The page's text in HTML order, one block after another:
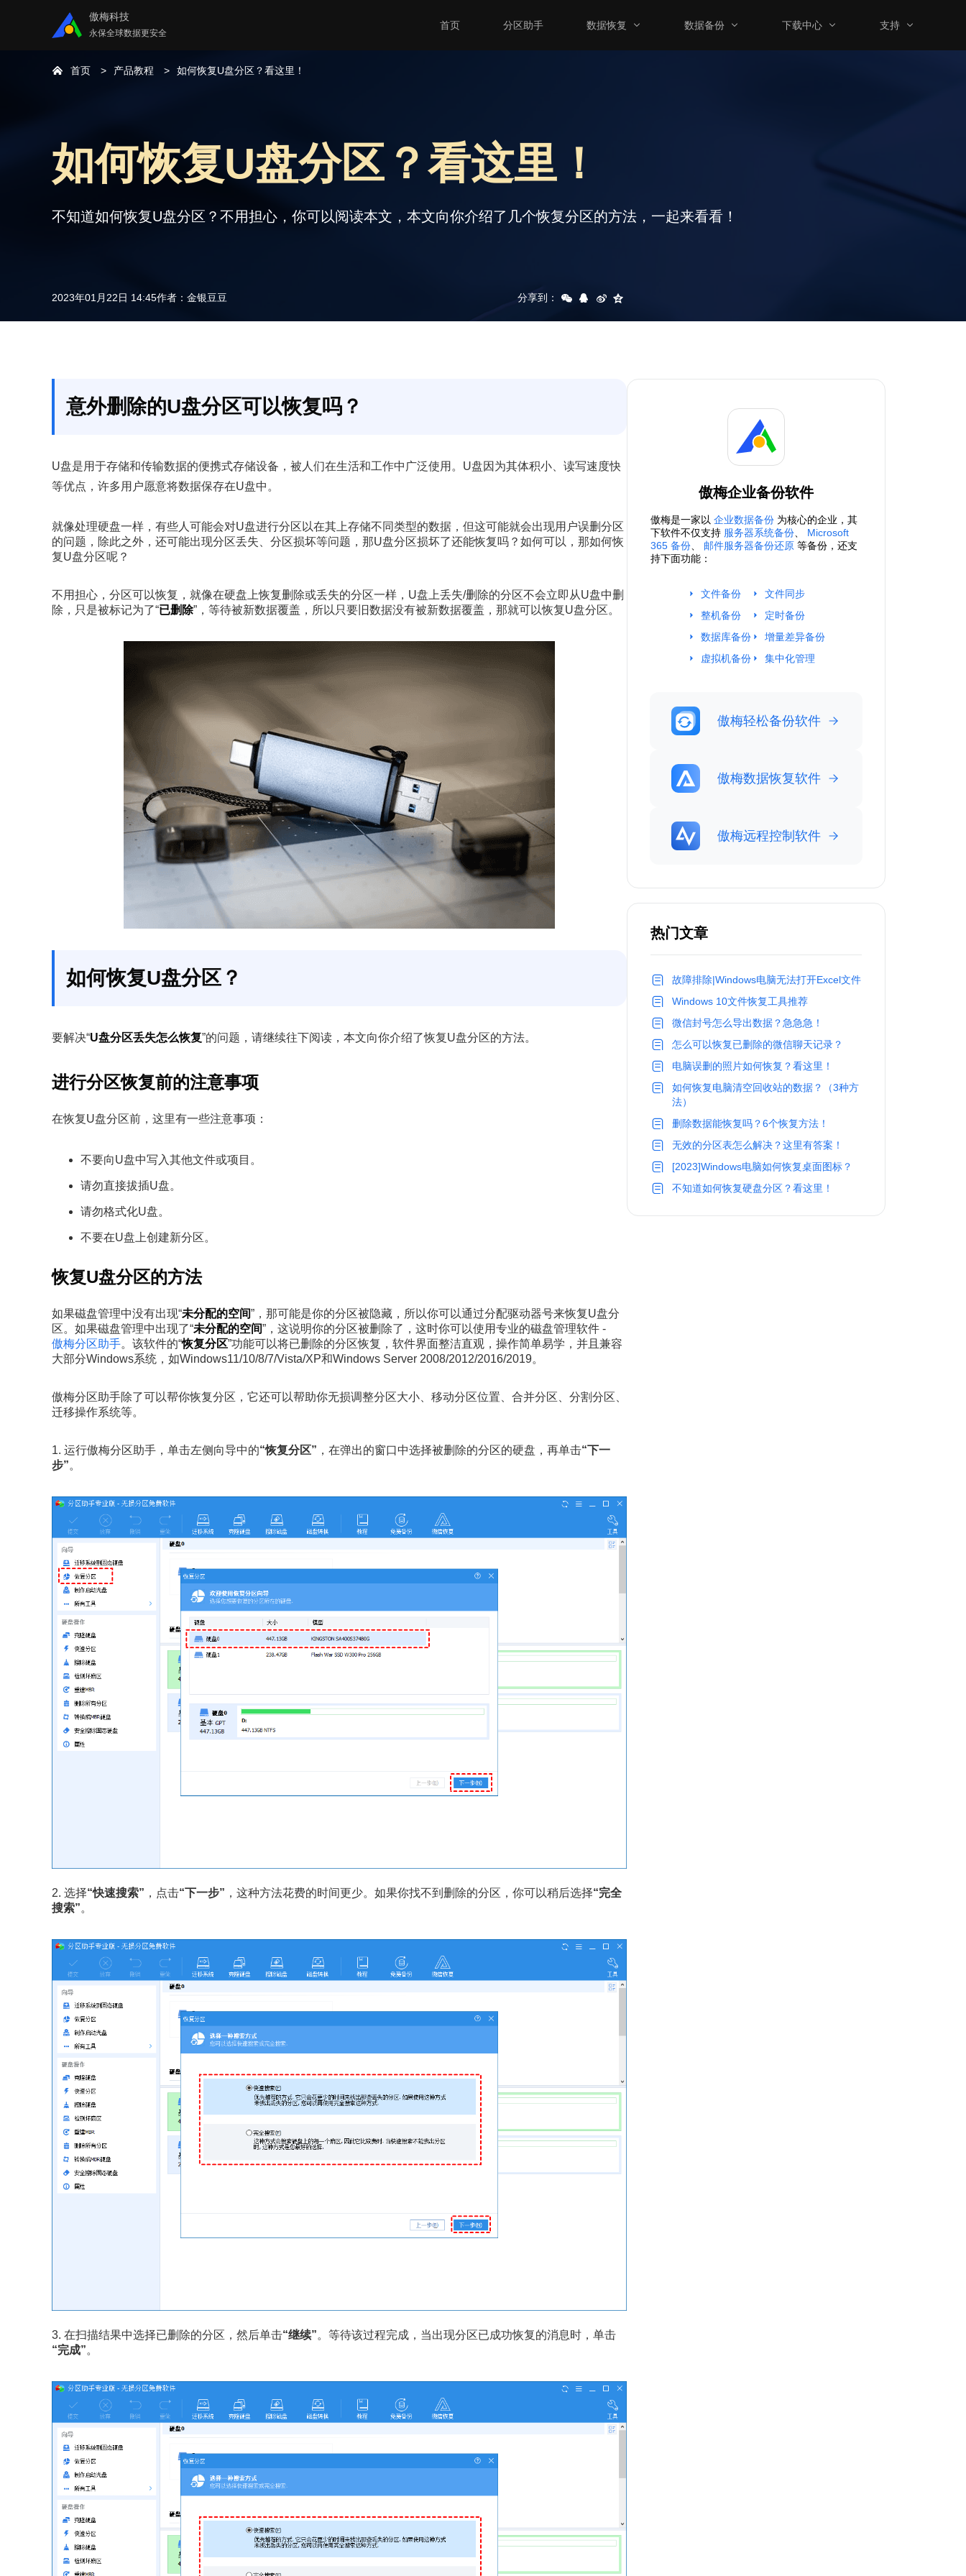
傲梅科技
永保全球数据更安全
首页 分区助手 数据恢复 数据备份 下载中心 支持
首页 产品教程 如何恢复U盘分区？看这里！
如何恢复U盘分区？看这里！
不知道如何恢复U盘分区？不用担心，你可以阅读本文，本文向你介绍了几个恢复分区的方法，一起来看看！
2023年01月22日 14:45作者： 金银豆豆 分享到：
意外删除的U盘分区可以恢复吗？
U盘是用于存储和传输数据的便携式存储设备，被人们在生活和工作中广泛使用。U盘因为其体积小、读写速度快
等优点，许多用户愿意将数据保存在U盘中。
就像处理硬盘一样，有些人可能会对U盘进行分区以在其上存储不同类型的数据，但这可能就会出现用户误删分区
的问题，除此之外，还可能出现分区丢失、分区损坏等问题，那U盘分区损坏了还能恢复吗？如何可以，那如何恢
复U盘分区呢？
不用担心，分区可以恢复，就像在硬盘上恢复删除或丢失的分区一样，U盘上丢失/删除的分区不会立即从U盘中删
除，只是被标记为了“已删除”，等待被新数据覆盖，所以只要旧数据没有被新数据覆盖，那就可以恢复U盘分区。
如何恢复U盘分区？
要解决“U盘分区丢失怎么恢复”的问题，请继续往下阅读，本文向你介绍了恢复U盘分区的方法。
进行分区恢复前的注意事项
在恢复U盘分区前，这里有一些注意事项：
不要向U盘中写入其他文件或项目。
请勿直接拔插U盘。
请勿格式化U盘。
不要在U盘上创建新分区。
恢复U盘分区的方法
如果磁盘管理中没有出现“未分配的空间”，那可能是你的分区被隐藏，所以你可以通过分配驱动器号来恢复U盘分
区。如果磁盘管理中出现了“未分配的空间”，这说明你的分区被删除了，这时你可以使用专业的磁盘管理软件 -
傲梅分区助手。该软件的“恢复分区”功能可以将已删除的分区恢复，软件界面整洁直观，操作简单易学，并且兼容
大部分Windows系统，如Windows11/10/8/7/Vista/XP和Windows Server 2008/2012/2016/2019。
傲梅分区助手除了可以帮你恢复分区，它还可以帮助你无损调整分区大小、移动分区位置、合并分区、分割分区、
迁移操作系统等。
1. 运行傲梅分区助手，单击左侧向导中的“恢复分区” ，在弹出的窗口中选择被删除的分区的硬盘，再单击“下一
步”。
2. 选择“快速搜索” ，点击“下一步” ，这种方法花费的时间更少。如果你找不到删除的分区，你可以稍后选择“完全
搜索”。
3. 在扫描结果中选择已删除的分区，然后单击“继续”。等待该过程完成，当出现分区已成功恢复的消息时，单击
“完成”。
傲梅企业备份软件
傲梅是一家以 企业数据备份 为核心的企业，其
下软件不仅支持 服务器系统备份
Microsoft
365 备份
邮件服务器备份还原 等备份，还支
持下面功能：
文件备份
整机备份
数据库备份
虚拟机备份
文件同步
定时备份
增量差异备份
集中化管理
傲梅轻松备份软件
傲梅数据恢复软件
傲梅远程控制软件
热门文章
故障排除|Windows电脑无法打开Excel文件
Windows 10文件恢复工具推荐
微信封号怎么导出数据？急急急！
怎么可以恢复已删除的微信聊天记录？
电脑误删的照片如何恢复？看这里！
如何恢复电脑清空回收站的数据？（3种方
法）
删除数据能恢复吗？6个恢复方法！
无效的分区表怎么解决？这里有答案！
[2023]Windows电脑如何恢复桌面图标？
不知道如何恢复硬盘分区？看这里！